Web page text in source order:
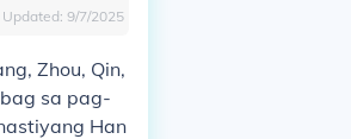
Updated: 9/7/2025
Zhou, Qin,
sa pag-
Han